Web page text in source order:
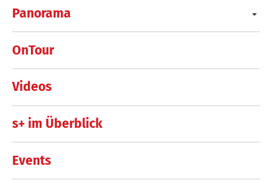
Panorama
OnTour
Videos
s+ im Überblick
Events